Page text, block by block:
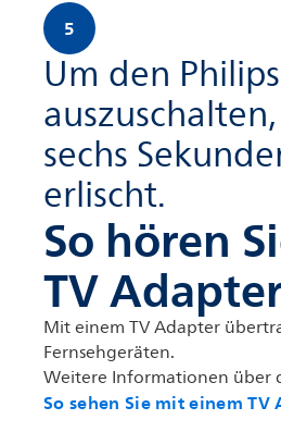
5
Um den
sechs
erlischt.
So hören
TV
Mit einem TV Adapter
Fernsehgeräten.
Weitere Informationen über
So sehen Sie mit einem